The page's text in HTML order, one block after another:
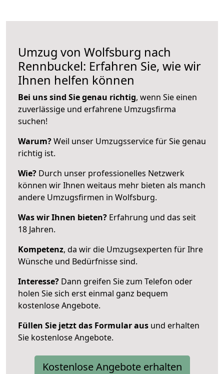
Umzug von Wolfsburg nach
Rennbuckel: Erfahren Sie, wie wir
Ihnen helfen können
Bei uns sind Sie genau richtig, wenn Sie einen
zuverlässige und erfahrene Umzugsfirma
suchen!
Warum?Weil unser Umzugsservice für Sie genau
richtig ist.
Wie? Durch unser professionelles Netzwerk
können wir Ihnen weitaus mehr bieten als manch
andere Umzugsfirmen in Wolfsburg.
Was wir Ihnen bieten? Erfahrung und das seit
18 Jahren.
Kompetenz, da wir die Umzugsexperten für Ihre
Wünsche und Bedürfnisse sind.
Interesse? Dann greifen Sie zum Telefon oder
holen Sie sich erst einmal ganz bequem
kostenlose Angebote.
Füllen Sie jetzt das Formular aus und erhalten
Sie kostenlose Angebote.
Kostenlose Angebote erhalten